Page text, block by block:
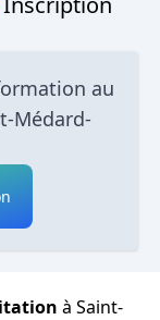
au
Médard-
à Saint-